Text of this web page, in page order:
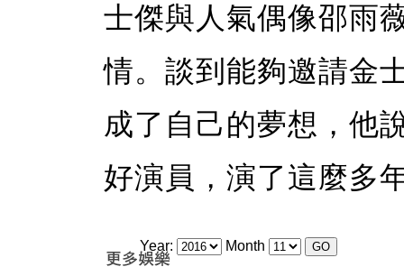
士傑與人氣偶像邵雨
情。談到能夠邀請金
成了自己的夢想，他
好演員，演了這麼多
Year: Month